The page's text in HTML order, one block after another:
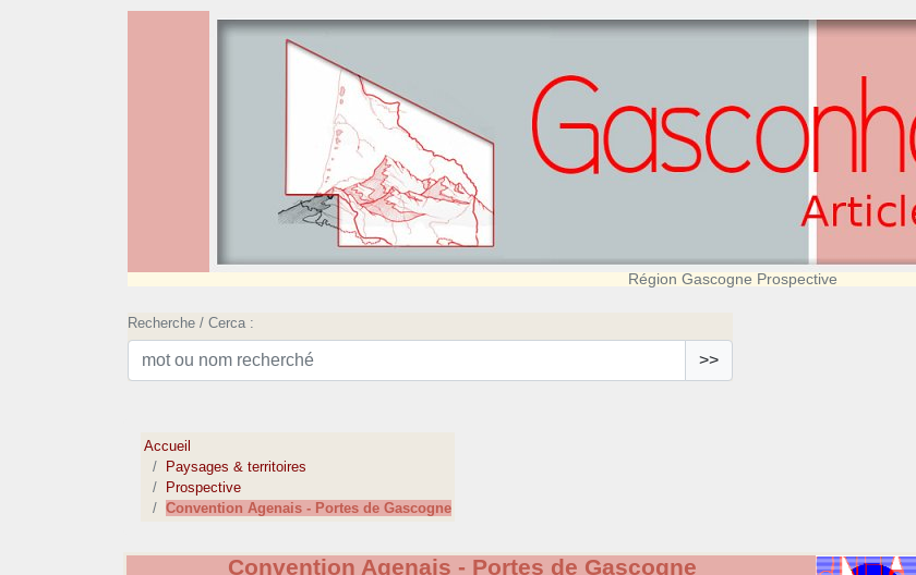
Région Gascogne Prospective
Recherche / Cerca :
>>
Accueil
Paysages & territoires
Prospective
Convention Agenais - Portes de Gascogne
Convention Agenais - Portes de Gascogne